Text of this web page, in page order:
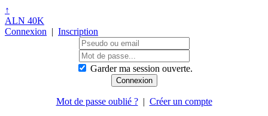
↑
ALN 40K
Connexion | Inscription
Garder ma session ouverte.
Mot de passe oublié ?| Créer un compte